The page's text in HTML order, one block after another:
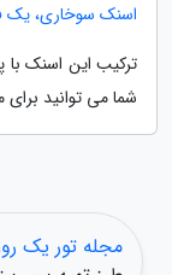
اسنک سوخاری،
ترکیب این اسنک با
شما می توانید برای
مجله تور یک